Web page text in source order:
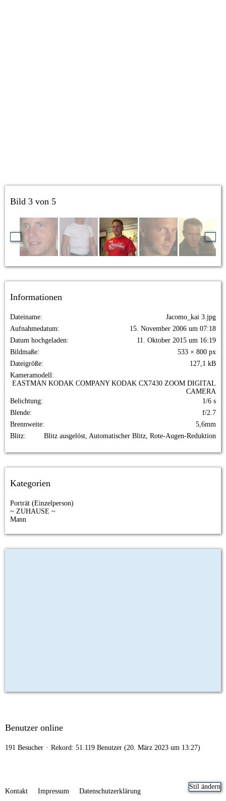
Bild 3 von 5
Informationen
Dateiname
Jacomo_kai 3.jpg
Aufnahmedatum
15. November 2006 um 07:18
Datum hochgeladen
11. Oktober 2015 um 16:19
Bildmaße
533 × 800 px
Dateigröße
127,1 kB
Kameramodell
EASTMAN KODAK COMPANY KODAK CX7430 ZOOM DIGITAL
CAMERA
Belichtung
1/6 s
Blende
f/2.7
Brennweite
5,6mm
Blitz
Blitz ausgelöst, Automatischer Blitz, Rote-Augen-Reduktion
Kategorien
Porträt (Einzelperson)
~ ZUHAUSE ~
Mann
Benutzer online
191 Besucher Rekord: 51.119 Benutzer (20. März 2023 um 13:27)
Stil ändern
Kontakt Impressum Datenschutzerklärung